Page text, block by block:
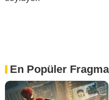
En Popüler